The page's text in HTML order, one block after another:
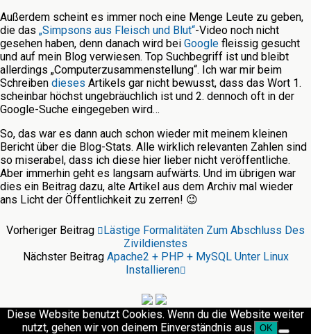
Außerdem scheint es immer noch eine Menge Leute zu geben,
die das „Simpsons aus Fleisch und Blut“-Video noch nicht
gesehen haben, denn danach wird bei Google fleissig gesucht
und auf mein Blog verwiesen. Top Suchbegriff ist und bleibt
allerdings „Computerzusammenstellung“. Ich war mir beim
Schreiben dieses Artikels gar nicht bewusst, dass das Wort 1.
scheinbar höchst ungebräuchlich ist und 2. dennoch oft in der
Google-Suche eingegeben wird…
So, das war es dann auch schon wieder mit meinem kleinen
Bericht über die Blog-Stats. Alle wirklich relevanten Zahlen sind
so miserabel, dass ich diese hier lieber nicht veröffentliche.
Aber immerhin geht es langsam aufwärts. Und im übrigen war
dies ein Beitrag dazu, alte Artikel aus dem Archiv mal wieder
ans Licht der Öffentlichkeit zu zerren! 😉
Vorheriger Beitrag
Lästige Formalitäten Zum Abschluss Des
Zivildienstes
Nächster Beitrag Apache2 + PHP + MySQL Unter Linux
Installieren
Diese Website benutzt Cookies. Wenn du die Website weiter
nutzt, gehen wir von deinem Einverständnis aus. OK